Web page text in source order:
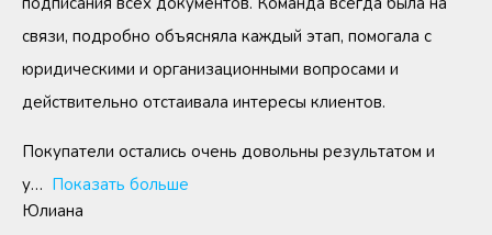
связи, подробно объясняла каждый этап, помогала с
юридическими и организационными вопросами и
действительно отстаивала интересы клиентов.
Покупатели остались очень довольны результатом и
у
Показать больше
Юлиана